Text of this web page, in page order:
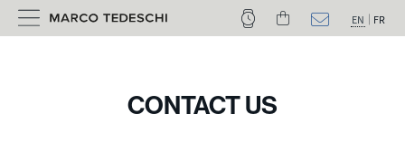
EN FR
CONTACT US